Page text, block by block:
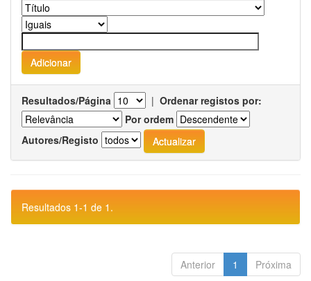
Resultados/Página | Ordenar registos por:
Por ordem
Autores/Registo
Resultados 1-1 de 1.
Anterior 1 Próxima